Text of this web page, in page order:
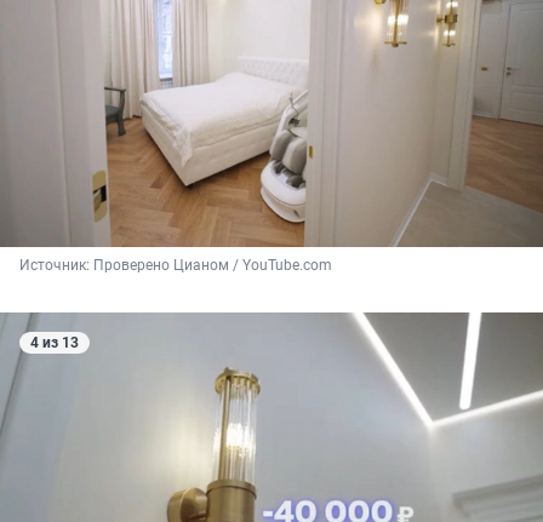
Источник: Проверено Цианом / YouTube.com
4 из 13